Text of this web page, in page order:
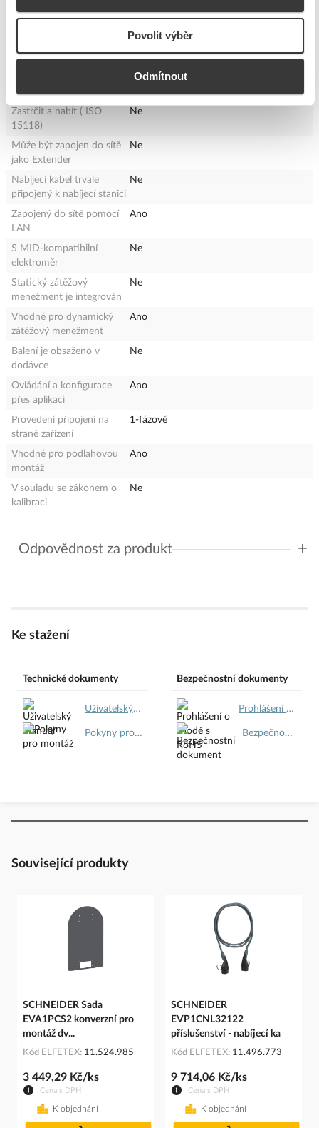
Povolit výběr
Odmítnout
S klíčovým spínačem
Ne
Ano
Otevřený protokol
OCPP)verze
Zastrčit a nabít ( ISO
15118)
Ne
Může být zapojen do sítě
jako Extender
Ne
Nabíjecí kabel trvale
připojený k nabíjecí stanici
Ne
Zapojený do sítě pomocí
LAN
Ano
S MID-kompatibilní
elektroměr
Ne
Statický zátěžový
menežment je integrován
Ne
Vhodné pro dynamický
zátěžový menežment
Ano
Balení je obsaženo v
dodávce
Ne
Ovládání a konfigurace
přes aplikaci
Ano
Provedení připojení na
straně zařízení
1-fázové
Vhodné pro podlahovou
montáž
Ano
V souladu se zákonem o
kalibraci
Ne
GPSR Details
Odpovědnost za produkt +
E-mail:podpora@se.com
dodavatele
Ke stažení
Technické dokumenty
Uživatelský manuál.pdf
Pokyny pro montáž.pdf
Bezpečnostní dokumenty
Prohlášení o shodě s RoHS.pdf
Bezpečnostní dokument.pdf
Související produkty
SCHNEIDER Sada
EVA1PCS2 konverzní pro
montáž dv...
Kód ELFETEX 11.524.985
Cena s DPH
3 449,29 Kč/ks
K objednání
SCHNEIDER
EVP1CNL32122
příslušenství - nabíjecí ka
Kód ELFETEX 11.496.773
Cena s DPH
9 714,06 Kč/ks
K objednání